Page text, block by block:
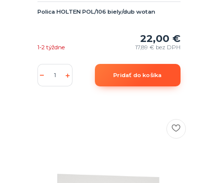
Polica HOLTEN POL/106 biely/dub wotan
22,00 €
17,89 € bez DPH
1-2 týždne
Pridať do košíka